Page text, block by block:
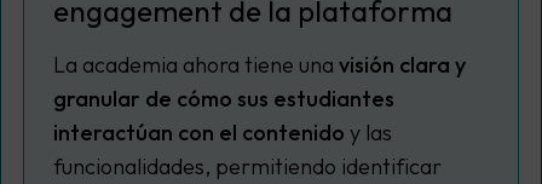
engagement de la plataforma
La academia ahora tiene una visión clara y
granular de cómo sus estudiantes
interactúan con el contenido y las
funcionalidades, permitiendo identificar